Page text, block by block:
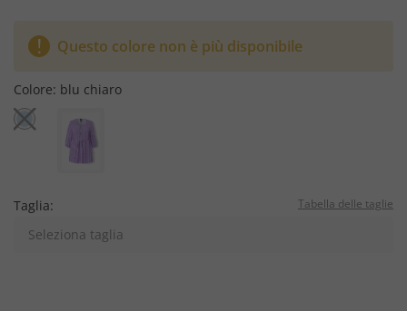
Questo colore non è più disponibile
Colore: blu chiaro
Taglia: Tabella delle taglie
Seleziona taglia